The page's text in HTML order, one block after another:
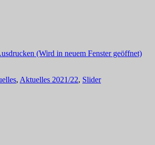
(Wird in neuem Fenster geöffnet)
, Aktuelles 2021/22, Slider